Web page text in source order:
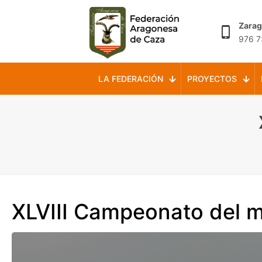
976
LA FEDERACIÓN PROYECTOS
XLVIII Campeonato del